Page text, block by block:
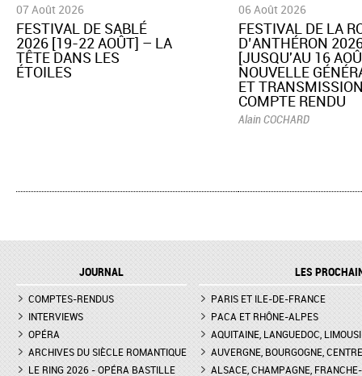
07 Août 2026
​FESTIVAL DE SABLÉ
2026 [19-22 AOÛT] – LA
TÊTE DANS LES
ÉTOILES
06 Août 2026
​FESTIVAL DE LA
D’ANTHÉRON
[JUSQU'AU 16
NOUVELLE
ET
COMPTE RENDU
Alain COCHARD
JOURNAL
COMPTES-RENDUS
INTERVIEWS
OPÉRA
ARCHIVES DU SIÈCLE ROMANTIQUE
LE RING 2026 - OPÉRA BASTILLE
LES
PARIS ET ILE-DE-FRANCE
PACA ET RHÔNE-ALPES
AQUITAINE, LANGUEDOC,
AUVERGNE, BOURGOGNE, CENTRE
ALSACE, CHAMPAGNE,